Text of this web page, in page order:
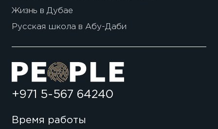
Жизнь в Дубае
Русская школа в Абу-Даби
+971 5-567 64240
Время работы